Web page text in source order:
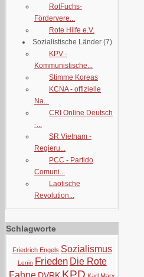
RotFuchs-
Fördervere...
Rote Hilfe e.V.
Sozialistische Länder (7)
KPV -
Kommunistische...
Stimme Koreas
KCNA - offizielle
Na...
CRI Online Deutsch
-...
SR Vietnam -
Regieru...
PCC - Partido
Comuni...
Laotische
Revolution...
Schlagworte
Friedrich Engels Sozialismus
Lenin Frieden Die Rote
Fahne
KPD